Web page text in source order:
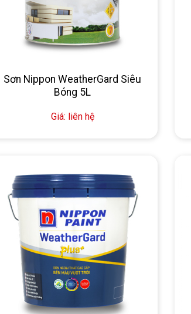
Sơn Nippon WeatherGard Siêu
Bóng 5L
Giá: liên hệ